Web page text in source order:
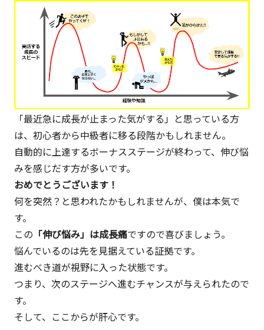
「最近急に成長が止まった気がする」と思っている方
は、初心者から中級者に移る段階かもしれません。
自動的に上達するボーナスステージが終わって、伸び悩
みを感じだす方が多いです。
おめでとうございます！
何を突然？と思われたかもしれませんが、僕は本気で
す。
この 「伸び悩み」は成長痛ですので喜びましょう。
悩んでいるのは先を見据えている証拠です。
進むべき道が視野に入った状態です。
つまり、次のステージへ進むチャンスが与えられたので
す。
そして、ここからが肝心です。